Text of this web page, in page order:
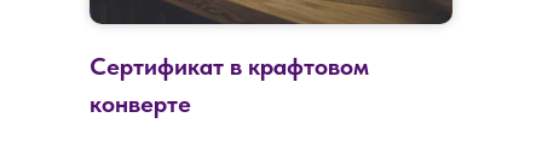
Сертификат в крафтовом
конверте